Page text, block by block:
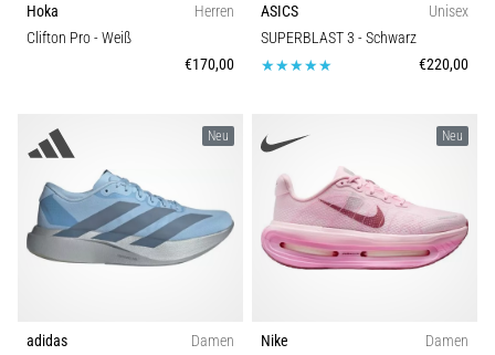
Hoka
Herren
Clifton Pro- Weiß
€170,00
ASICS
Unisex
SUPERBLAST 3 - Schwarz
€220,00
Neu
adidas
Damen
Neu
Nike
Damen